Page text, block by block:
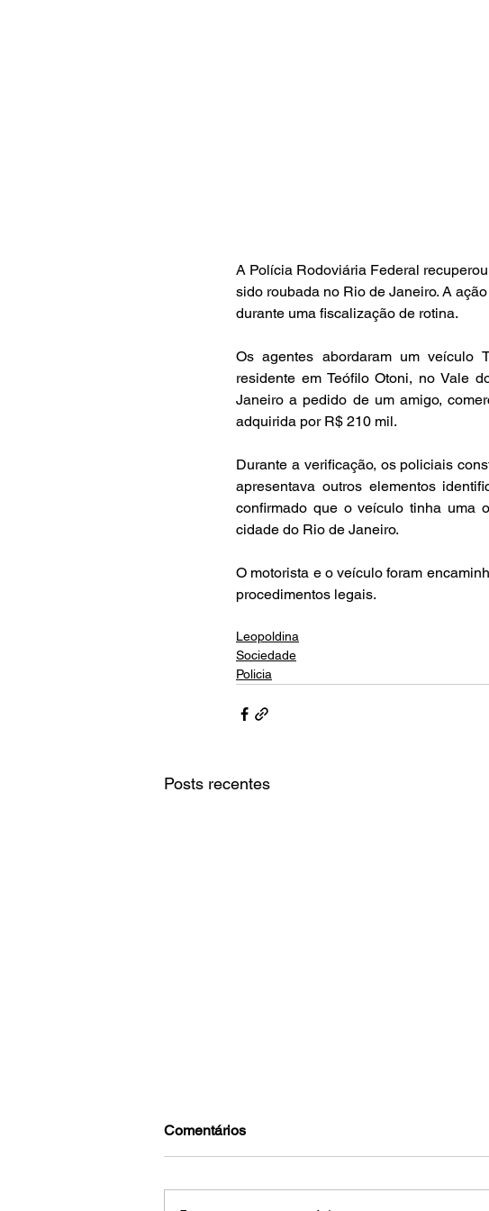
A Polícia Rodoviária Federal
sido roubada no Rio de Janeiro. A
durante uma fiscalização de rotina.
Os agentes abordaram um veículo
residente em Teófilo Otoni, no Vale
Janeiro a pedido de um amigo,
adquirida por R$ 210 mil.
Durante a verificação, os policiais
apresentava outros elementos
confirmado que o veículo tinha uma
cidade do Rio de Janeiro.
O motorista e o veículo foram
procedimentos legais.
Leopoldina
Sociedade
Policia
Posts recentes
Comentários